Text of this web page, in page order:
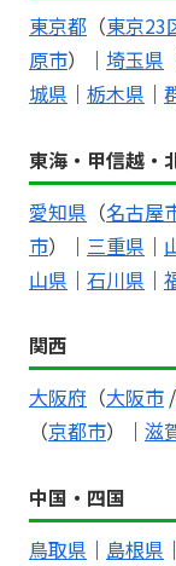
東京都 （東京23
原市）｜ 埼玉県
城県 ｜ 栃木県 ｜
東海・甲信越・
愛知県 （名古屋
市）｜ 三重県 ｜
山県 ｜ 石川県 ｜
関西
大阪府 （大阪市 /
（京都市）｜ 滋
中国・四国
鳥取県 ｜ 島根県 ｜